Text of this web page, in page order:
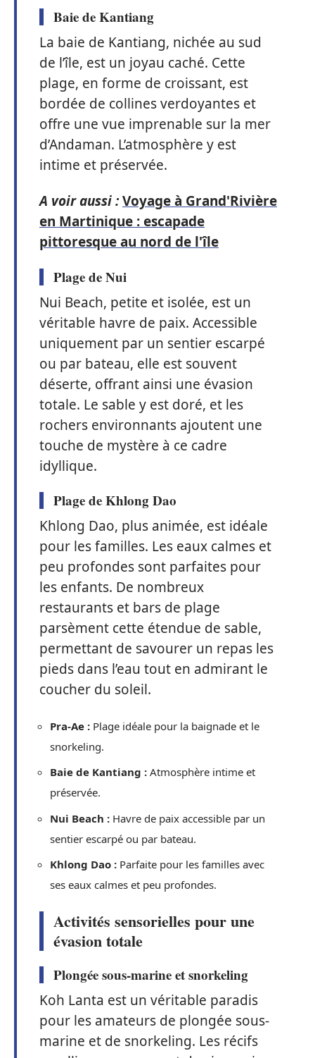
Baie de Kantiang
La baie de Kantiang, nichée au sud
de l’île, est un joyau caché. Cette
plage, en forme de croissant, est
bordée de collines verdoyantes et
offre une vue imprenable sur la mer
d’Andaman. L’atmosphère y est
intime et préservée.
A voir aussi :Voyage à Grand'Rivière
en Martinique : escapade
pittoresque au nord de l'île
Plage de Nui
Nui Beach, petite et isolée, est un
véritable havre de paix. Accessible
uniquement par un sentier escarpé
ou par bateau, elle est souvent
déserte, offrant ainsi une évasion
totale. Le sable y est doré, et les
rochers environnants ajoutent une
touche de mystère à ce cadre
idyllique.
Plage de Khlong Dao
Khlong Dao, plus animée, est idéale
pour les familles. Les eaux calmes et
peu profondes sont parfaites pour
les enfants. De nombreux
restaurants et bars de plage
parsèment cette étendue de sable,
permettant de savourer un repas les
pieds dans l’eau tout en admirant le
coucher du soleil.
Pra-Ae : Plage idéale pour la baignade et le
snorkeling.
Baie de Kantiang : Atmosphère intime et
préservée.
Nui Beach : Havre de paix accessible par un
sentier escarpé ou par bateau.
Khlong Dao : Parfaite pour les familles avec
ses eaux calmes et peu profondes.
Activités sensorielles pour une
évasion totale
Plongée sous-marine et snorkeling
Koh Lanta est un véritable paradis
pour les amateurs de plongée sous-
marine et de snorkeling. Les récifs